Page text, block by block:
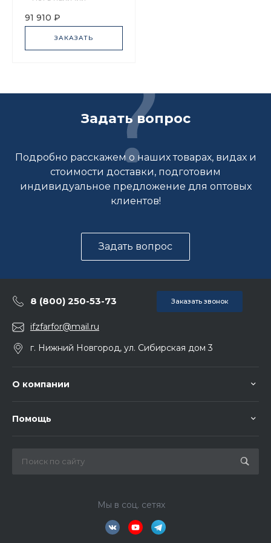
сервиз, арт.
80.43395.00.1
91 910 ₽
ЗАКАЗАТЬ
Задать вопрос
Подробно расскажем о наших товарах, видах и
стоимости доставки, подготовим
индивидуальное предложение для оптовых
клиентов!
Задать вопрос
8 (800) 250-53-73 Заказать звонок
ifzfarfor@mail.ru
г. Нижний Новгород, ул. Сибирская дом 3
О компании
Помощь
Мы в соц. сетях